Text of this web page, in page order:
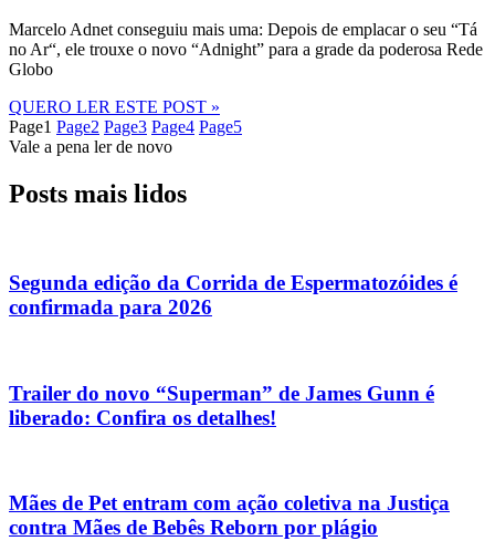
Marcelo Adnet conseguiu mais uma: Depois de emplacar o seu “Tá
no Ar“, ele trouxe o novo “Adnight” para a grade da poderosa Rede
Globo
QUERO LER ESTE POST »
Page1 Page2 Page3 Page4 Page5
Vale a pena ler de novo
Posts mais lidos
Segunda edição da Corrida de Espermatozóides é
confirmada para 2026
Trailer do novo “Superman” de James Gunn é
liberado: Confira os detalhes!
Mães de Pet entram com ação coletiva na Justiça
contra Mães de Bebês Reborn por plágio